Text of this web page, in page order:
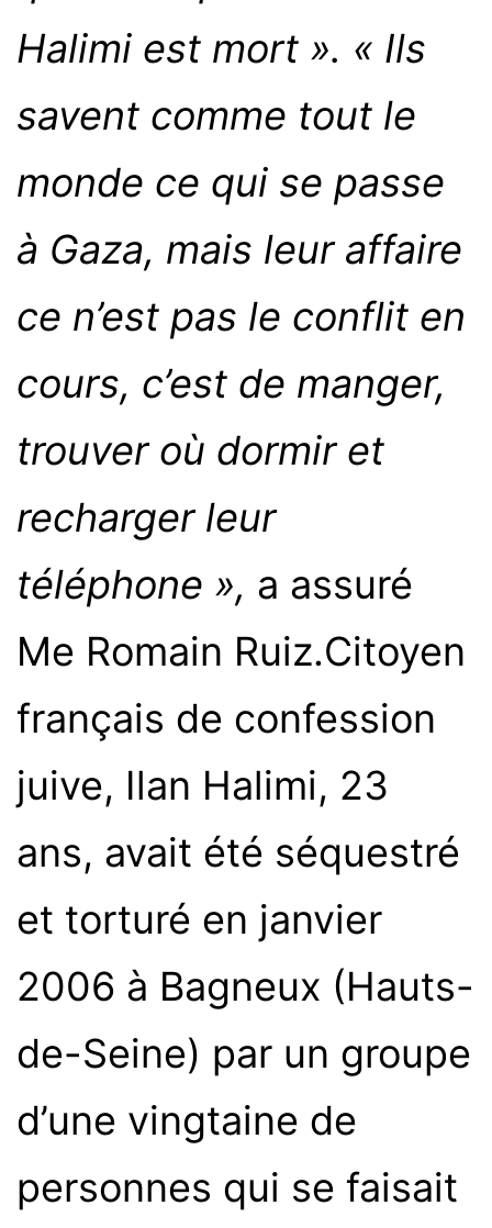
Halimi est mort ». « Ils
savent comme tout le
monde ce qui se passe
à Gaza, mais leur affaire
ce n’est pas le conflit en
cours, c’est de manger,
trouver où dormir et
recharger leur
téléphone », a assuré
Me Romain Ruiz.Citoyen
français de confession
juive, Ilan Halimi, 23
ans, avait été séquestré
et torturé en janvier
2006 à Bagneux (Hauts-
de-Seine) par un groupe
d’une vingtaine de
personnes qui se faisait